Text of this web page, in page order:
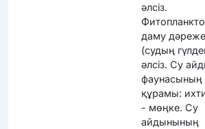
әлсіз.
даму
(судың
әлсіз. Су
фаунасының
құрамы:
- мөңке. Су
айдынының